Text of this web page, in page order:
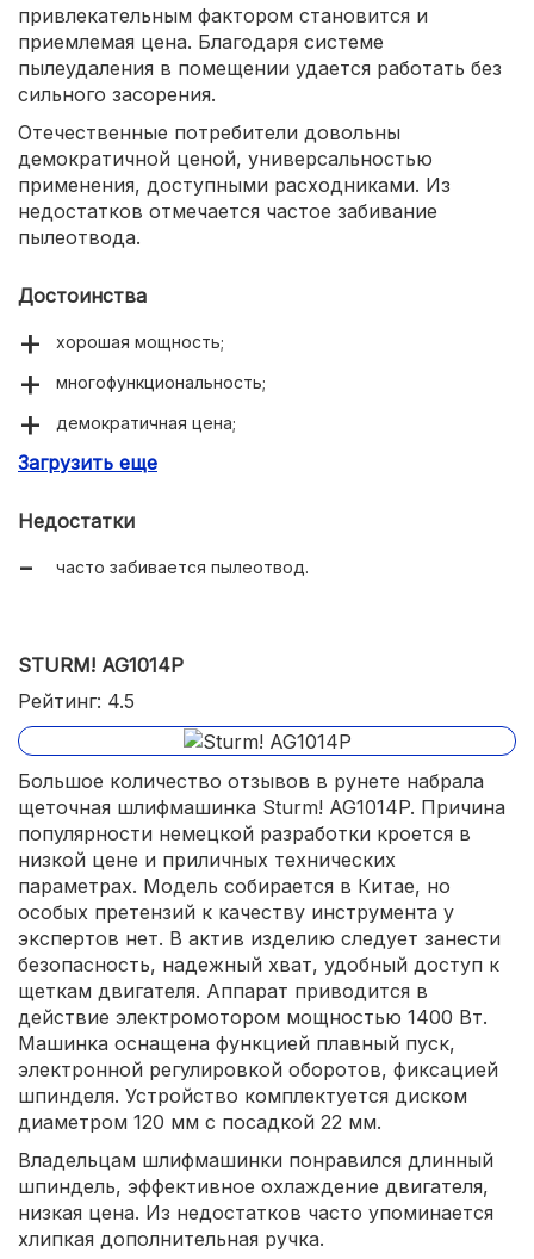
привлекательным фактором становится и
приемлемая цена. Благодаря системе
пылеудаления в помещении удается работать без
сильного засорения.
Отечественные потребители довольны
демократичной ценой, универсальностью
применения, доступными расходниками. Из
недостатков отмечается частое забивание
пылеотвода.
Достоинства
хорошая мощность;
многофункциональность;
демократичная цена;
доступные расходники.
Загрузить еще
Недостатки
часто забивается пылеотвод.
STURM! AG1014P
Рейтинг: 4.5
Большое количество отзывов в рунете набрала
щеточная шлифмашинка Sturm! AG1014P. Причина
популярности немецкой разработки кроется в
низкой цене и приличных технических
параметрах. Модель собирается в Китае, но
особых претензий к качеству инструмента у
экспертов нет. В актив изделию следует занести
безопасность, надежный хват, удобный доступ к
щеткам двигателя. Аппарат приводится в
действие электромотором мощностью 1400 Вт.
Машинка оснащена функцией плавный пуск,
электронной регулировкой оборотов, фиксацией
шпинделя. Устройство комплектуется диском
диаметром 120 мм с посадкой 22 мм.
Владельцам шлифмашинки понравился длинный
шпиндель, эффективное охлаждение двигателя,
низкая цена. Из недостатков часто упоминается
хлипкая дополнительная ручка.